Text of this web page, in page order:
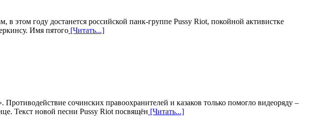
этом году достанется российской панк-группе Pussy Riot, покойной активистке
Имя пятого [Читать...]
сочинских правоохранителей и казаков только помогло видеоряду –
Текст новой песни Pussy Riot посвящён [Читать...]